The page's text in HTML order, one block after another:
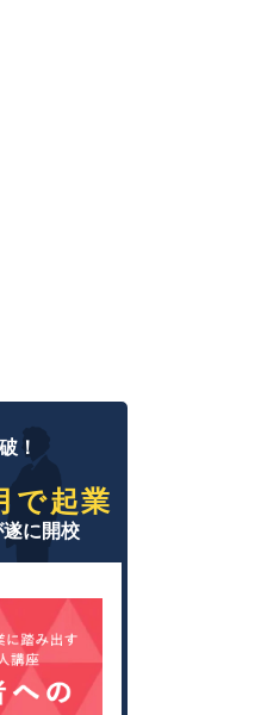
！
で起業
に開校